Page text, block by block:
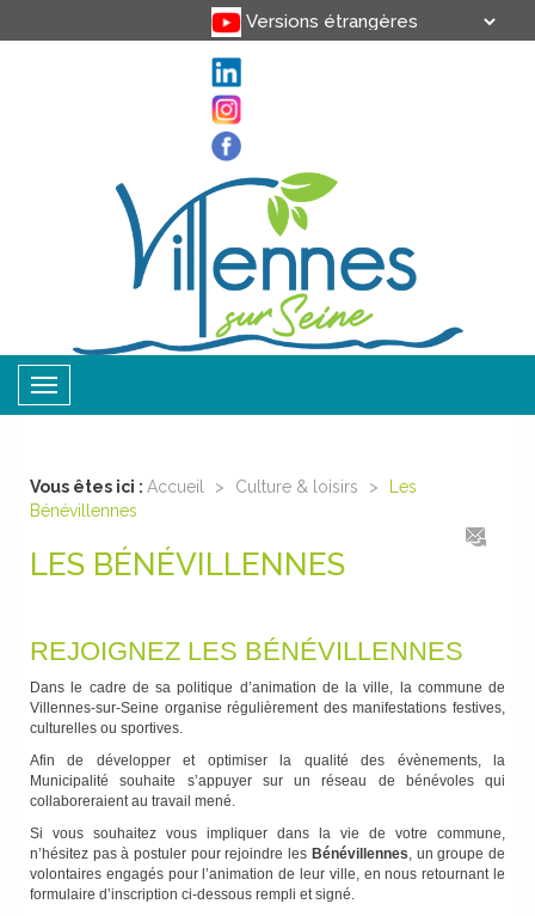
Toggle
navigation
Vous êtes ici : Accueil > Culture & loisirs >
Les
Bénévillennes
LES BÉNÉVILLENNES
REJOIGNEZ LES BÉNÉVILLENNES
Dans le cadre de sa politique d’animation de la ville, la commune de
Villennes-sur-Seine organise régulièrement des manifestations festives,
culturelles ou sportives.
Afin de développer et optimiser la qualité des évènements, la
Municipalité souhaite s’appuyer sur un réseau de bénévoles qui
collaboreraient au travail mené.
Si vous souhaitez vous impliquer dans la vie de votre commune,
n’hésitez pas à postuler pour rejoindre les Bénévillennes, un groupe de
volontaires engagés pour l’animation de leur ville, en nous retournant le
formulaire d’inscription ci-dessous rempli et signé.